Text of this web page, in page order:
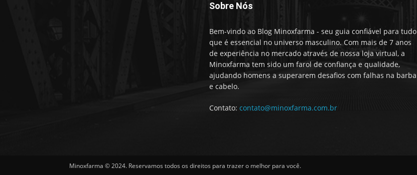
Sobre Nós
Bem-vindo ao Blog Minoxfarma - seu guia confiável para tudo
que é essencial no universo masculino. Com mais de 7 anos
de experiência no mercado através de nossa loja virtual, a
Minoxfarma tem sido um farol de confiança e qualidade,
ajudando homens a superarem desafios com falhas na barba
e cabelo.
Contato: contato@minoxfarma.com.br
Minoxfarma © 2024. Reservamos todos os direitos para trazer o melhor para você.